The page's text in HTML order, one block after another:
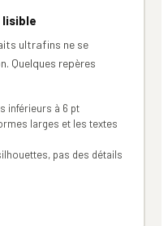
lisible
ultrafins ne se
Quelques repères
inférieurs à 6 pt
larges et les textes
pas des détails